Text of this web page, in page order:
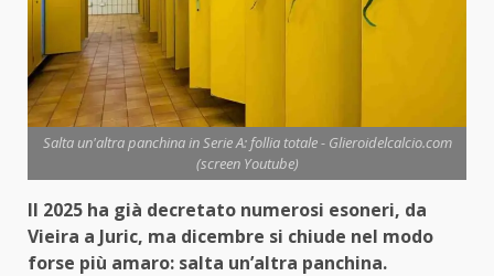
Salta un'altra panchina in Serie A: follia totale - Glieroidelcalcio.com
(screen Youtube)
Il 2025 ha già decretato numerosi esoneri, da
Vieira a Juric, ma dicembre si chiude nel modo
forse più amaro: salta un’altra panchina.